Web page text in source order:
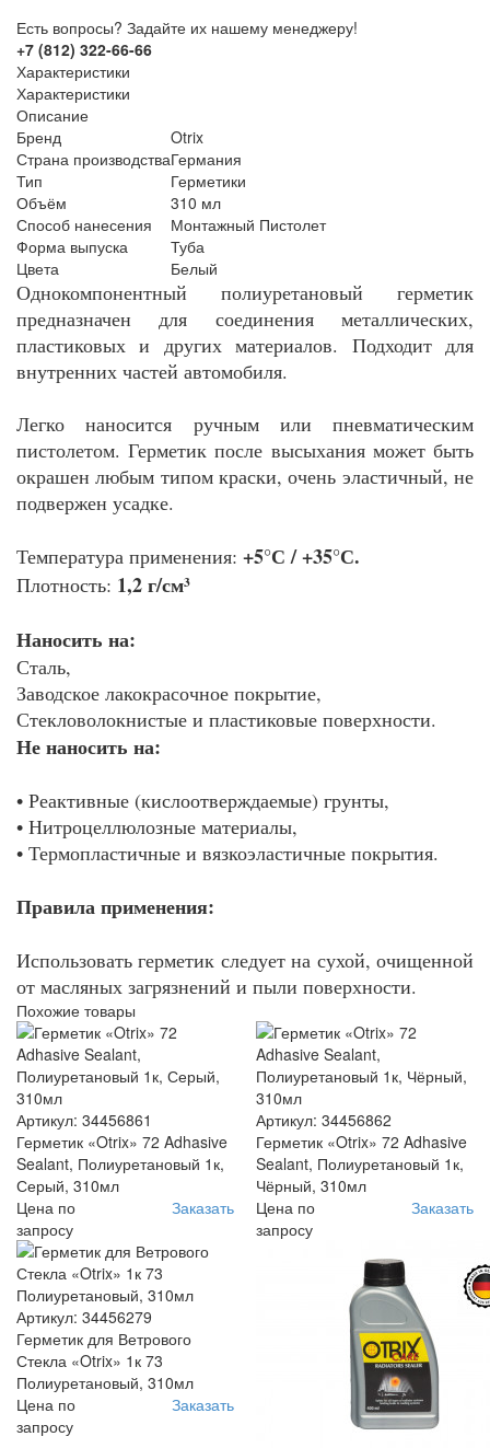
Есть вопросы? Задайте их нашему менеджеру!
+7 (812) 322-66-66
Характеристики
Характеристики
Описание
Бренд
Otrix
Страна производстваГермания
Тип
Герметики
Объём
310 мл
Способ нанесения
Монтажный Пистолет
Форма выпуска
Туба
Цвета
Белый
Однокомпонентный полиуретановый герметик
предназначен для соединения металлических,
пластиковых и других материалов. Подходит для
внутренних частей автомобиля.
Легко наносится ручным или пневматическим
пистолетом. Герметик после высыхания может быть
окрашен любым типом краски, очень эластичный, не
подвержен усадке.
Температура применения: +5°С / +35°С.
Плотность: 1,2 г/см³
Наносить на:
Сталь,
Заводское лакокрасочное покрытие,
Стекловолокнистые и пластиковые поверхности.
Не наносить на:
• Реактивные (кислоотверждаемые) грунты,
• Нитроцеллюлозные материалы,
• Термопластичные и вязкоэластичные покрытия.
Правила применения:
Использовать герметик следует на сухой, очищенной
от масляных загрязнений и пыли поверхности.
Похожие товары
Артикул: 34456861
Герметик «Otrix» 72 Adhasive
Sealant, Полиуретановый 1к,
Серый, 310мл
Цена по
запросу
Заказать
Артикул: 34456862
Герметик «Otrix» 72 Adhasive
Sealant, Полиуретановый 1к,
Чёрный, 310мл
Цена по
запросу
Заказать
Артикул: 34456279
Герметик для Ветрового
Стекла «Otrix» 1к 73
Полиуретановый, 310мл
Цена по
запросу
Заказать